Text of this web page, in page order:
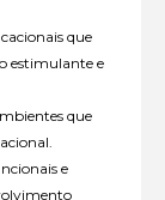
que
estimulante e
que
e